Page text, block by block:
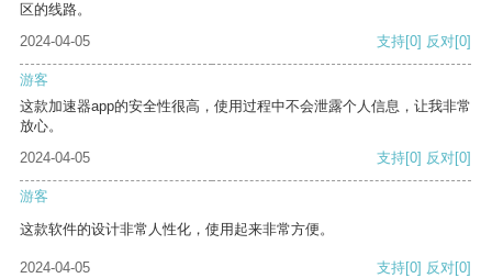
区的线路。
2024-04-05
支持[0] 反对[0]
游客
这款加速器app的安全性很高，使用过程中不会泄露个人信息，让我非常
放心。
2024-04-05
支持[0] 反对[0]
游客
这款软件的设计非常人性化，使用起来非常方便。
2024-04-05 支持[0] 反对[0]